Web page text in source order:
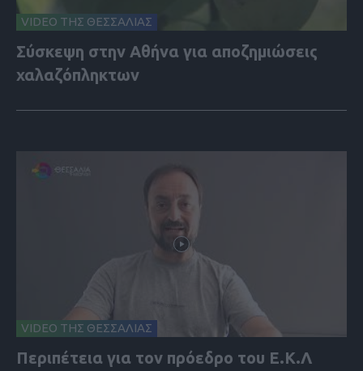
VIDEO ΤΗΣ ΘΕΣΣΑΛΙΑΣ
Σύσκεψη στην Αθήνα για αποζημιώσεις
χαλαζόπληκτων
VIDEO ΤΗΣ ΘΕΣΣΑΛΙΑΣ
Περιπέτεια για τον πρόεδρο του Ε.Κ.Λ